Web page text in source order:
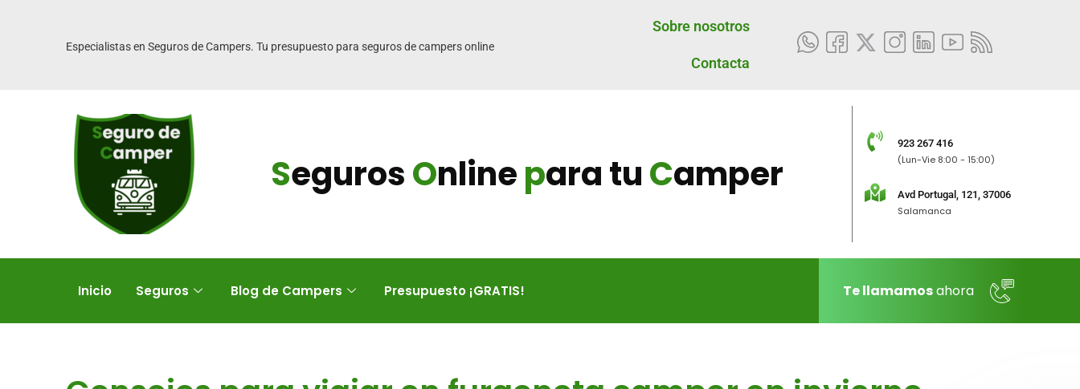
Especialistas en Seguros de Campers. Tu presupuesto para seguros de campers online
Sobre nosotros
Contacta
SegurosOnlinepara tuCamper
923 267 416
(Lun-Vie 8:00 - 15:00)
Avd Portugal, 121, 37006
Salamanca
Inicio Seguros Blog de Campers Presupuesto ¡GRATIS! Te llamamosahora